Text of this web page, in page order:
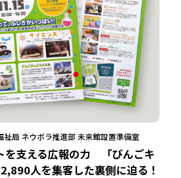
を支える広報の力 「びんごキ
人を集客した裏側に迫る！
祉局 ネウボラ推進部 未来館設置準備室